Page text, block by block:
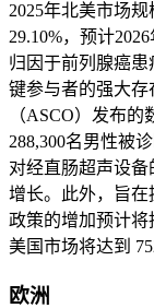
2025年北美市场
29.10%，预计
归因于前列腺癌
键参与者的强大
（ASCO）发布
288,300名男性被
对经直肠超声设
增长。此外，旨
政策的增加预计将
美国市场将达到
欧洲